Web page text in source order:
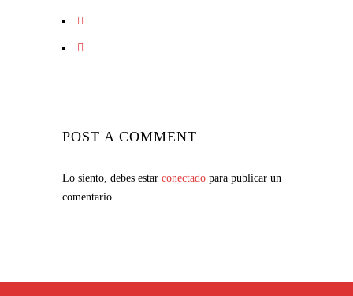
POST A COMMENT
Lo siento, debes estar conectado para publicar un
comentario.